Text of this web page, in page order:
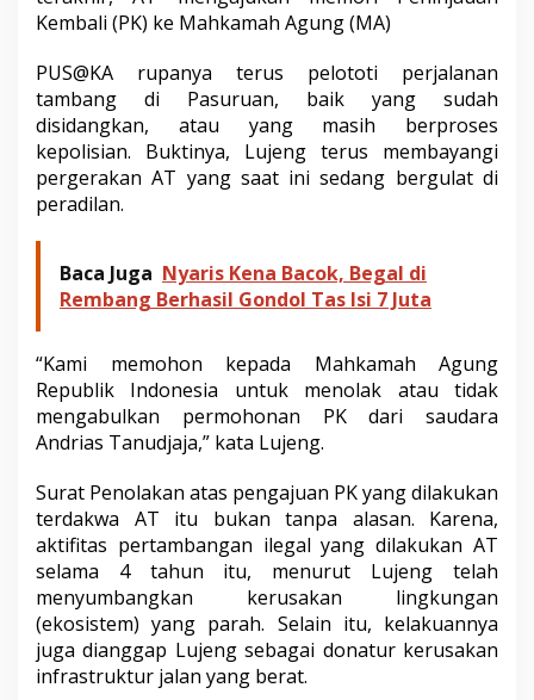
Kembali (PK) ke Mahkamah Agung (MA)
PUS@KA rupanya terus pelototi perjalanan
tambang di Pasuruan, baik yang sudah
disidangkan, atau yang masih berproses
kepolisian. Buktinya, Lujeng terus membayangi
pergerakan AT yang saat ini sedang bergulat di
peradilan.
Baca Juga Nyaris Kena Bacok, Begal di
Rembang Berhasil Gondol Tas Isi 7 Juta
“Kami memohon kepada Mahkamah Agung
Republik Indonesia untuk menolak atau tidak
mengabulkan permohonan PK dari saudara
Andrias Tanudjaja,” kata Lujeng.
Surat Penolakan atas pengajuan PK yang dilakukan
terdakwa AT itu bukan tanpa alasan. Karena,
aktifitas pertambangan ilegal yang dilakukan AT
selama 4 tahun itu, menurut Lujeng telah
menyumbangkan kerusakan lingkungan
(ekosistem) yang parah. Selain itu, kelakuannya
juga dianggap Lujeng sebagai donatur kerusakan
infrastruktur jalan yang berat.